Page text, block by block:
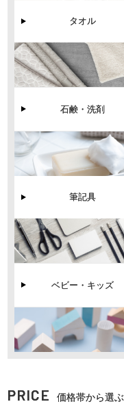
タオル
石鹸・洗剤
筆記具
ベビー・キッズ
PRICE 価格帯から選ぶ